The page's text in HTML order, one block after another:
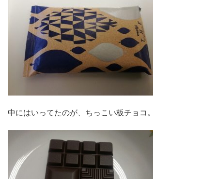
中にはいってたのが、ちっこい板チョコ。